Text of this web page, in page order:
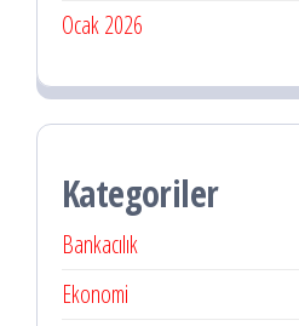
Ocak 2026
Kategoriler
Bankacılık
Ekonomi